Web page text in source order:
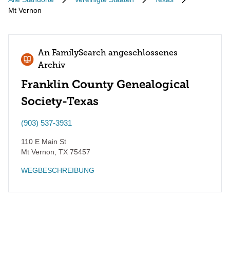
Mt Vernon
An FamilySearch angeschlossenes
Archiv
Franklin County Genealogical
Society-Texas
(903) 537-3931
110 E Main St
Mt Vernon TX 75457
WEGBESCHREIBUNG